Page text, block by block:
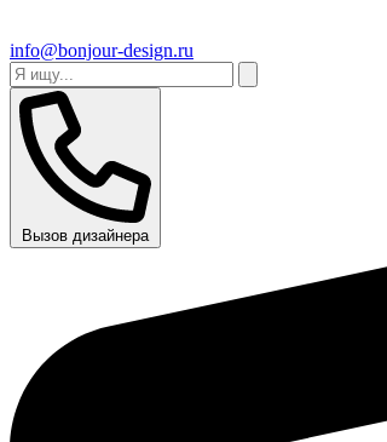
info@bonjour-design.ru
Вызов дизайнера